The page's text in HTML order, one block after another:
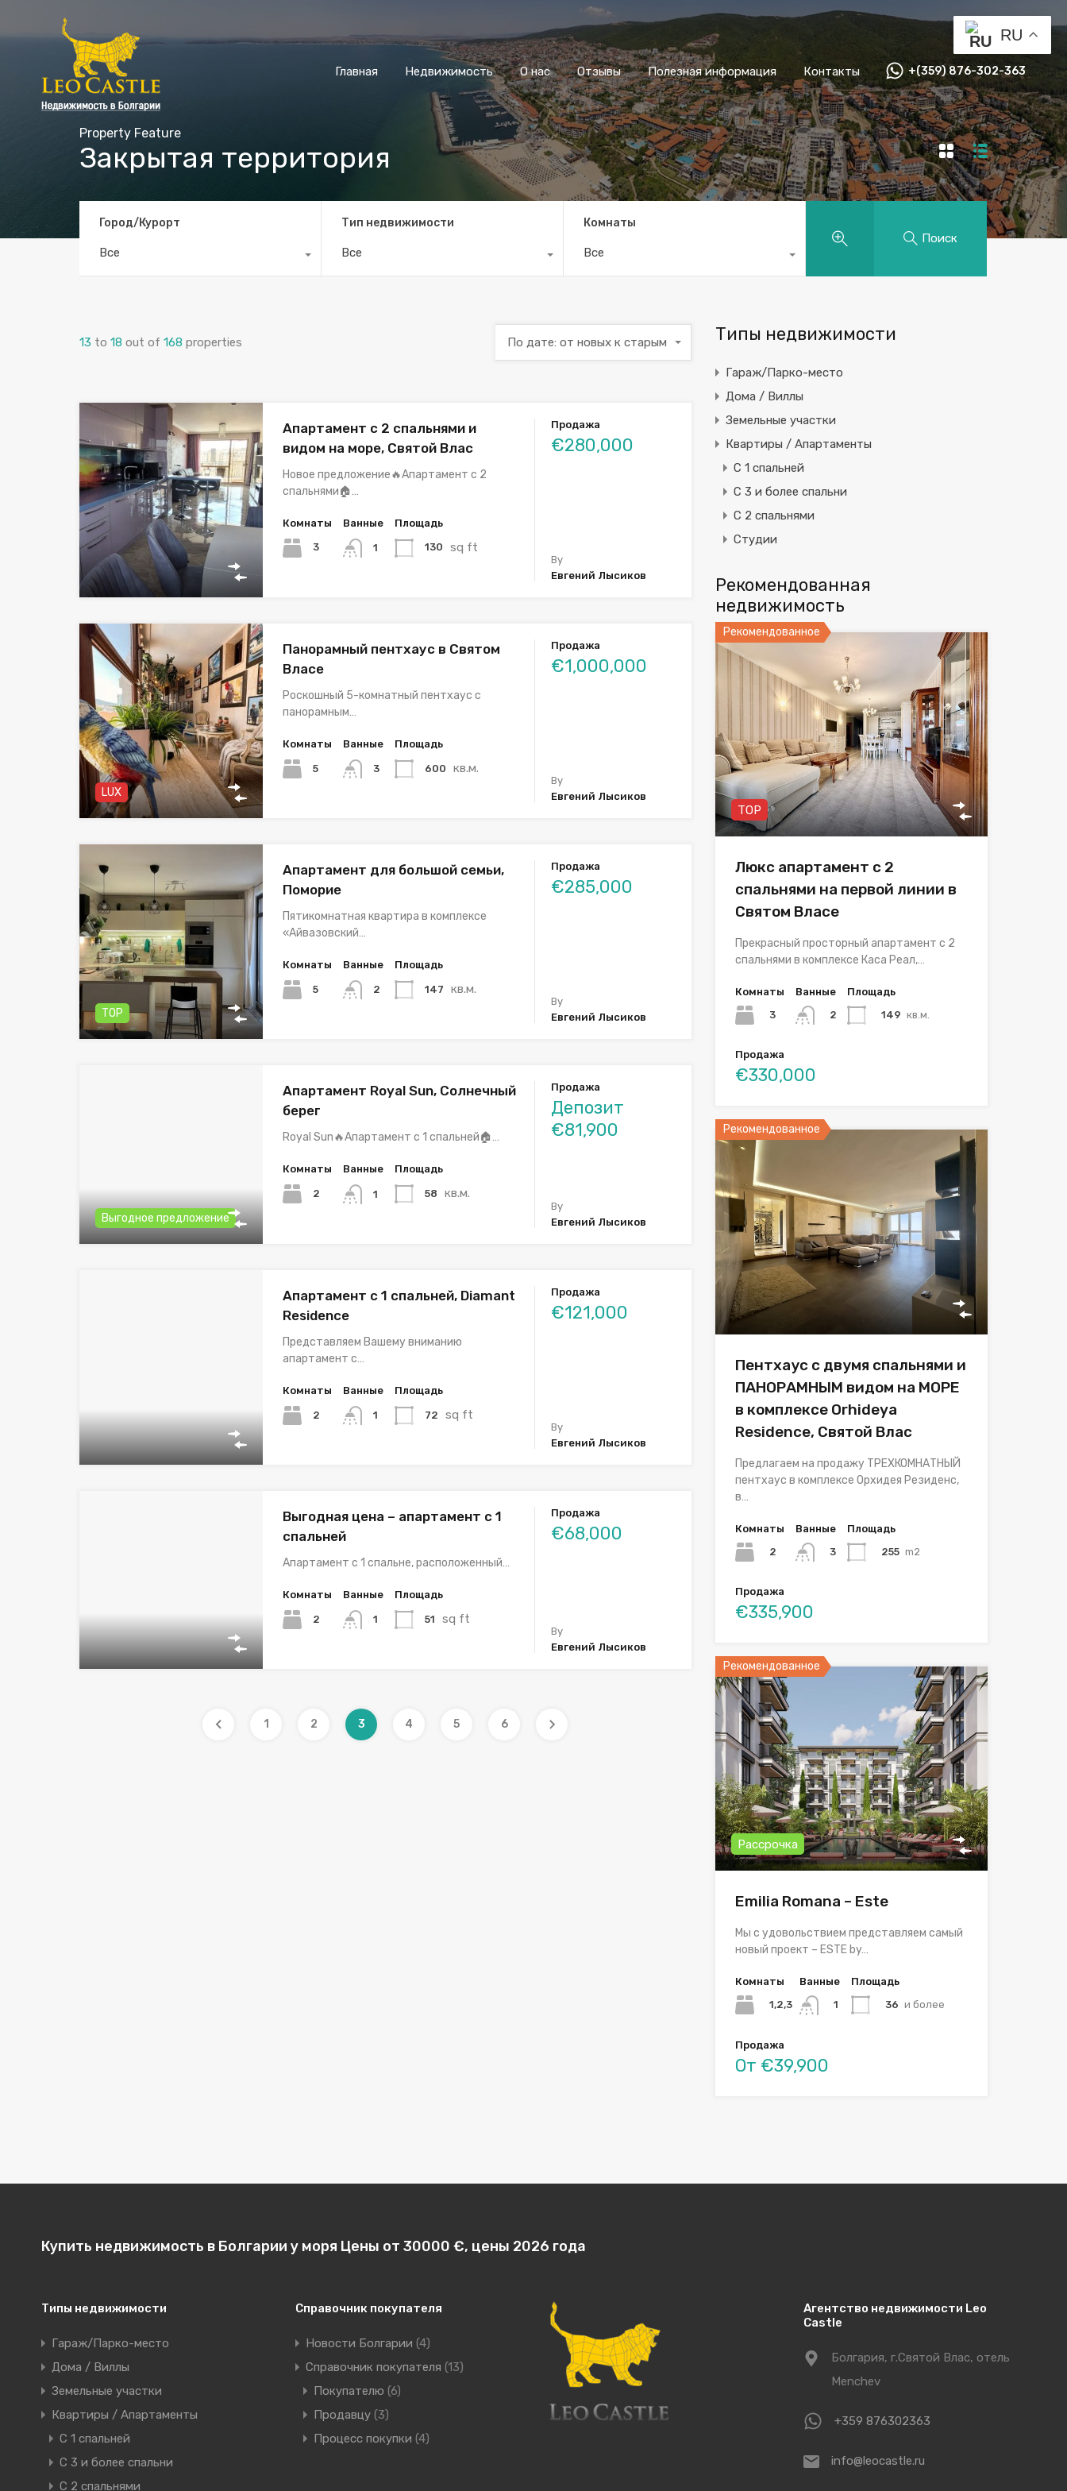
Главная Недвижимость О нас Отзывы Полезная информация Контакты +(359) 876-302-363
Property Feature
Закрытая территория
Город/Курорт
Все
Тип недвижимости
Все
Комнаты
Все
Поиск
13 to 18 out of 168 properties По дате: от новых к старым
Апартамент с 2 спальнями и
видом на море, Святой Влас
Новое предложение🔥Апартамент с 2
спальнями🏠…
Комнаты
3
Ванные
1
Площадь
130 sq ft
Продажа
€280,000
By
Евгений Лысиков
LUX
Панорамный пентхаус в Святом
Власе
Роскошный 5-комнатный пентхаус с
панорамным…
Комнаты
5
Ванные
3
Площадь
600 кв.м.
Продажа
€1,000,000
By
Евгений Лысиков
TOP
Апартамент для большой семьи,
Поморие
Пятикомнатная квартира в комплексе
«Айвазовский…
Комнаты
5
Ванные
2
Площадь
147 кв.м.
Продажа
€285,000
By
Евгений Лысиков
Выгодное предложение
Апартамент Royal Sun, Солнечный
берег
Royal Sun🔥Апартамент с 1 спальней🏠…
Комнаты
2
Ванные
1
Площадь
58 кв.м.
Продажа
Депозит
€81,900
By
Евгений Лысиков
Апартамент с 1 спальней, Diamant
Residence
Представляем Вашему вниманию
апартамент с…
Комнаты
2
Ванные
1
Площадь
72 sq ft
Продажа
€121,000
By
Евгений Лысиков
Выгодная цена – апартамент с 1
спальней
Апартамент с 1 спальне, расположенный…
Комнаты
2
Ванные
1
Площадь
51 sq ft
Продажа
€68,000
By
Евгений Лысиков
1 2 3 4 5 6
Типы недвижимости
Гараж/Парко-место
Дома / Виллы
Земельные участки
Квартиры / Апартаменты
C 1 спальней
C 3 и более спальни
С 2 спальнями
Студии
Рекомендованная
недвижимость
Рекомендованное
TOP
Люкс апартамент с 2
спальнями на первой линии в
Святом Власе
Прекрасный просторный апартамент с 2
спальнями в комплексе Каса Реал,…
Комнаты
3
Ванные
2
Площадь
149 кв.м.
Продажа
€330,000
Рекомендованное
Пентхаус с двумя спальнями и
ПАНОРАМНЫМ видом на МОРЕ
в комплексе Orhideya
Residence, Святой Влас
Предлагаем на продажу ТРЕХКОМНАТНЫЙ
пентхаус в комплексе Орхидея Резиденс,
в…
Комнаты
2
Ванные
3
Площадь
255 m2
Продажа
€335,900
Рекомендованное
Рассрочка
Emilia Romana – Este
Мы с удовольствием представляем самый
новый проект – ESTE by…
Комнаты
1,2,3
Ванные
1
Площадь
36 и более
Продажа
От €39,900
Купить недвижимость в Болгарии у моря Цены от 30000 €, цены 2026 года
Типы недвижимости
Гараж/Парко-место
Дома / Виллы
Земельные участки
Квартиры / Апартаменты
C 1 спальней
C 3 и более спальни
С 2 спальнями
Справочник покупателя
Новости Болгарии (4)
Справочник покупателя (13)
Покупателю (6)
Продавцу (3)
Процесс покупки (4)
Агентство недвижимости Leo
Castle
Болгария, г.Святой Влас, отель
Menchev
+359 876302363
info@leocastle.ru
RU